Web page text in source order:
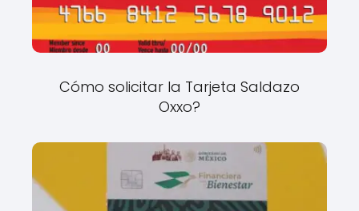
Cómo solicitar la Tarjeta Saldazo
Oxxo?